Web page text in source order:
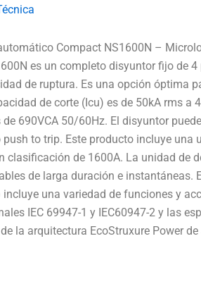
Compact NS1600N –
es un completo disyuntor fijo de
de ruptura. Es una opción óptima
de corte (Icu) es de 50kA rms a
690VCA 50/60Hz. El disyuntor
push to trip. Este producto incluye
clasificación de 1600A. La unidad de
de larga duración e instantáneas.
una variedad de funciones y
IEC 69947-1 y IEC60947-2 y las
la arquitectura EcoStruxure Power